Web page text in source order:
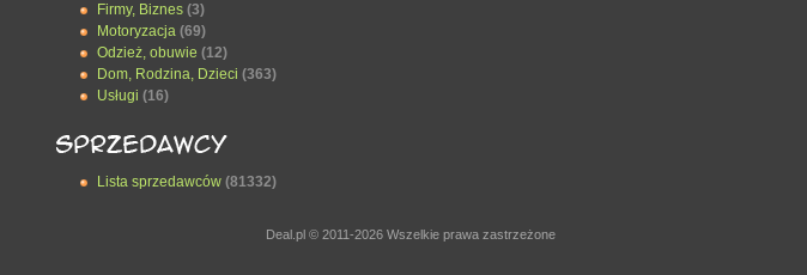
Firmy, Biznes (3)
Motoryzacja (69)
Odzież, obuwie (12)
Dom, Rodzina, Dzieci (363)
Usługi (16)
Lista sprzedawców (81332)
Deal.pl © 2011-2026 Wszelkie prawa zastrzeżone